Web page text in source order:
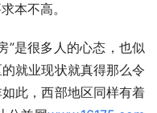
本不高。
”是很多人的心态，也似
就业现状就真得那么令
此，西部地区同样有着